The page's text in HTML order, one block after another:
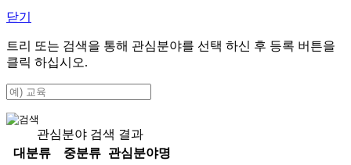
닫기
트리 또는 검색을 통해 관심분야를 선택 하신 후 등록 버튼을
클릭 하십시오.
관심분야 검색 결과
대분류
중분류
관심분야명